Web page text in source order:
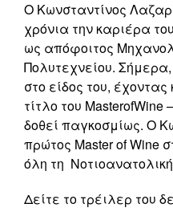
Ο Κωνσταντίνος
χρόνια την καριέρα
ως απόφοιτος
Πολυτεχνείου.
στο είδος του,
τίτλο του MasterofWine
δοθεί παγκοσμίως. Ο
πρώτος Master of Wine
όλη τη
Δείτε το τρέιλερ του